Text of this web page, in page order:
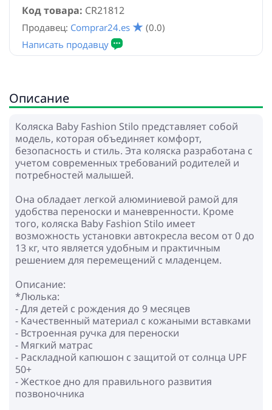
Код товара: CR21812
Продавец: Comprar24.es (0.0)
Описание
Коляска Baby Fashion Stilo представляет собой
модель, которая объединяет комфорт,
безопасность и стиль. Эта коляска разработана с
учетом современных требований родителей и
потребностей малышей.
Она обладает легкой алюминиевой рамой для
удобства переноски и маневренности. Кроме
того, коляска Baby Fashion Stilo имеет
возможность установки автокресла весом от 0 до
13 кг, что является удобным и практичным
решением для перемещений с младенцем.
Описание:
*Люлька:
- Для детей с рождения до 9 месяцев
- Kачественный материал с кожаными вставками
- Встроенная ручка для переноски
- Мягкий матрас
- Раскладной капюшон с защитой от солнца UPF
50+
- Жесткое дно для правильного развития
позвоночника